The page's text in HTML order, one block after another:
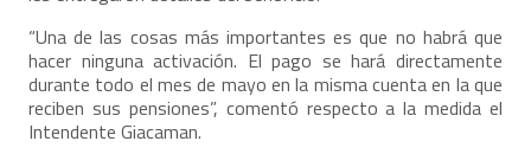
“Una de las cosas más importantes es que no habrá que
hacer ninguna activación. El pago se hará directamente
durante todo el mes de mayo en la misma cuenta en la que
reciben sus pensiones”, comentó respecto a la medida el
Intendente Giacaman.